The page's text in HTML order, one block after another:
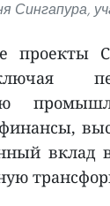
Сингапура,
проекты
вклад